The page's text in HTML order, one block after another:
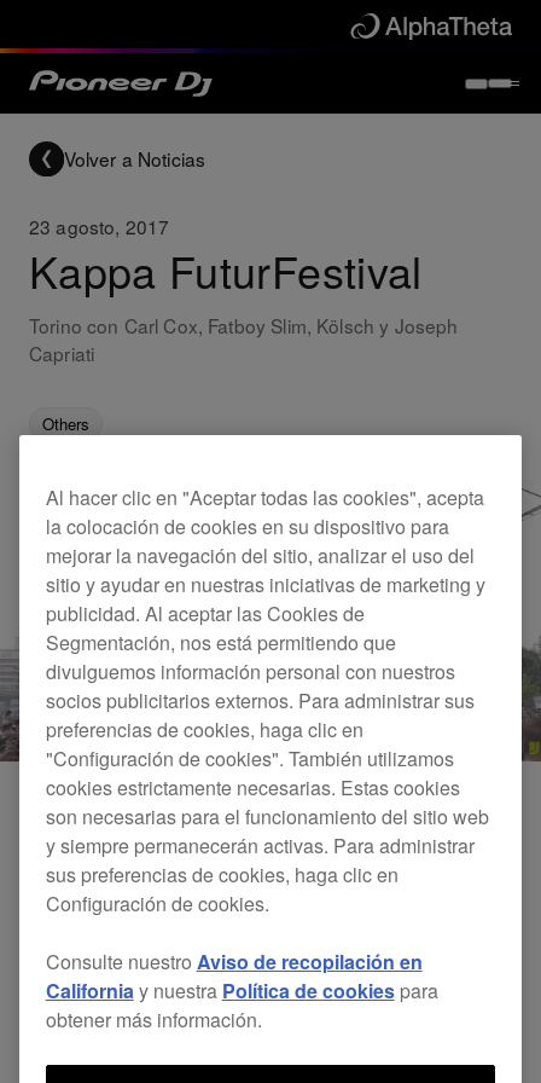
Volver a Noticias
23 agosto, 2017
Kappa FuturFestival
Torino con Carl Cox, Fatboy Slim, Kölsch y Joseph
Capriati
Others
Al hacer clic en "Aceptar todas las cookies", acepta
la colocación de cookies en su dispositivo para
mejorar la navegación del sitio, analizar el uso del
sitio y ayudar en nuestras iniciativas de marketing y
publicidad. Al aceptar las Cookies de
Segmentación, nos está permitiendo que
divulguemos información personal con nuestros
socios publicitarios externos. Para administrar sus
preferencias de cookies, haga clic en
"Configuración de cookies". También utilizamos
cookies estrictamente necesarias. Estas cookies
son necesarias para el funcionamiento del sitio web
y siempre permanecerán activas. Para administrar
sus preferencias de cookies, haga clic en
Configuración de cookies.
Consulte nuestro Aviso de recopilación en
Californiay nuestra Política de cookiespara
obtener más información.